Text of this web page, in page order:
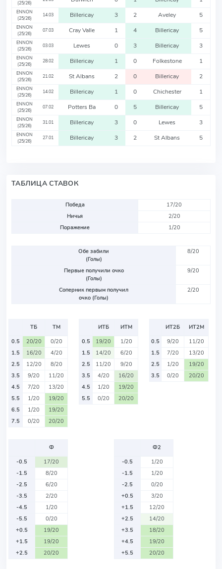
(25/26)
ENNON
(25/26)
14.03 Billericay 3 2 Aveley 5
ENNON
(25/26)
07.03 Cray Valle 1 4 Billericay 5
ENNON
(25/26)
03.03 Lewes 0 3 Billericay 3
ENNON
(25/26)
28.02 Billericay 1 0 Folkestone 1
ENNON
(25/26)
21.02 St Albans 2 0 Billericay 2
ENNON
(25/26)
14.02 Billericay 1 0 Chichester 1
ENNON
(25/26)
07.02 Potters Ba 0 5 Billericay 5
ENNON
(25/26)
31.01 Billericay 3 0 Lewes 3
ENNON
(25/26)
27.01 Billericay 3 2 St Albans 5
ТАБЛИЦА СТАВОК
Победа
17/20
Ничья
2/20
Поражение
1/20
Обе забили
(Голы)
8/20
Первые получили очко
(Голы)
9/20
Соперник первым получил
очко (Голы)
2/20
ТБ
ТМ
0.5
20/20
0/20
1.5
16/20
4/20
2.5
12/20
8/20
3.5
9/20
11/20
4.5
7/20
13/20
5.5
1/20
19/20
6.5
1/20
19/20
7.5
0/20 20/20
ИТБ
ИТМ
0.5
19/20
1/20
1.5
14/20
6/20
2.5
11/20
9/20
3.5
4/20
16/20
4.5
1/20
19/20
5.5
0/20 20/20
ИТ2Б
ИТ2М
0.5
9/20
11/20
1.5
7/20
13/20
2.5
1/20
19/20
3.5
0/20 20/20
Ф
-0.5
17/20
-1.5
8/20
-2.5
6/20
-3.5
2/20
-4.5
1/20
-5.5
0/20
+0.5
19/20
+1.5
19/20
+2.5
20/20
Ф2
-0.5
1/20
-1.5
1/20
-2.5
0/20
+0.5
3/20
+1.5
12/20
+2.5
14/20
+3.5
18/20
+4.5
19/20
+5.5
20/20